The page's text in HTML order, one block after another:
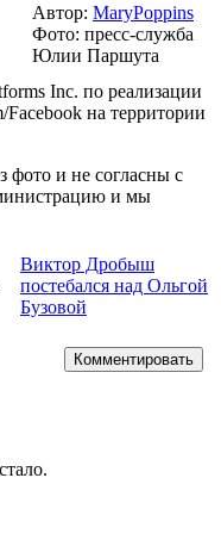
Автор: MaryPoppins
Фото: пресс-служба
Юлии Паршута
Inc. по реализации
Facebook на территории
фото и не согласны с
и мы
Виктор Дробыш
постебался над Ольгой
Бузовой
Комментировать